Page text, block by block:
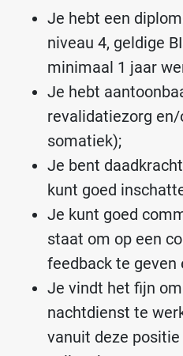
Je hebt een
niveau 4, geldige
minimaal 1 jaar
Je hebt
revalidatiezorg
somatiek);
Je bent
kunt goed
Je kunt goed
staat om op een
feedback te geven
Je vindt het fijn
nachtdienst te
vanuit deze